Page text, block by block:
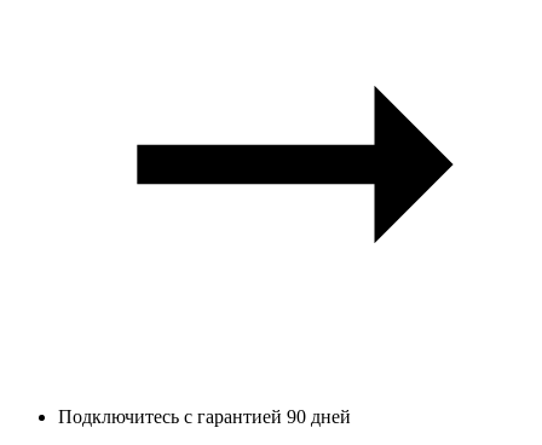
Подключитесь с гарантией 90 дней